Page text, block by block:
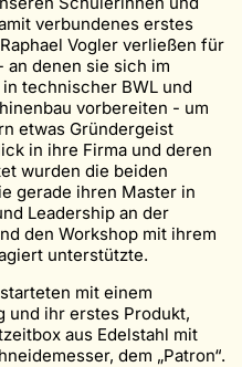
verbundenes erstes
Vogler verließen für
denen sie sich im
technischer BWL und
vorbereiten - um
etwas Gründergeist
in ihre Firma und deren
wurden die beiden
gerade ihren Master in
Leadership an der
den Workshop mit ihrem
unterstützte.
mit einem
und ihr erstes Produkt,
aus Edelstahl mit
dem „Patron“.